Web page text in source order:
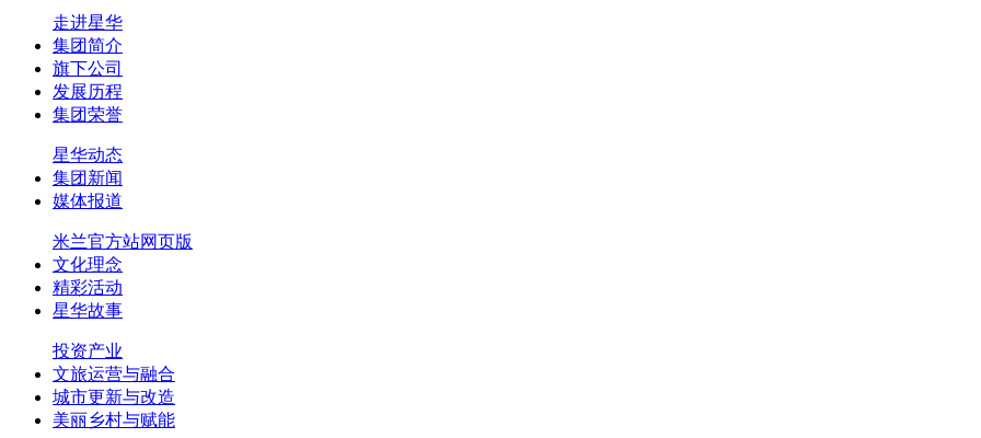
走进星华
集团简介
旗下公司
发展历程
集团荣誉
星华动态
集团新闻
媒体报道
米兰官方站网页版
文化理念
精彩活动
星华故事
投资产业
文旅运营与融合
城市更新与改造
美丽乡村与赋能